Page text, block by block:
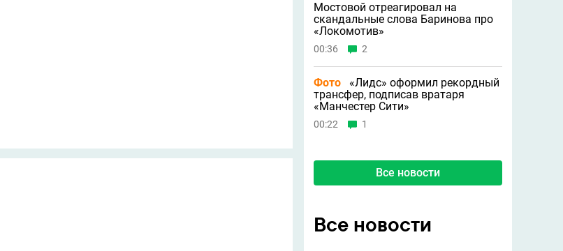
Мостовой отреагировал на
скандальные слова Баринова про
«Локомотив»
00:36 2
Фото
«Лидс» оформил рекордный
трансфер, подписав вратаря
«Манчестер Сити»
00:22 1
Все новости
Все новости